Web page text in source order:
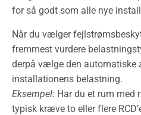
for så godt som alle nye
Når du vælger
fremmest vurdere
derpå vælge den automatiske
installationens belastning.
Eksempel: Har du et rum med
typisk kræve to eller flere